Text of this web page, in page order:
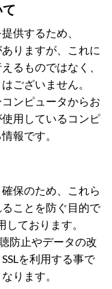
供するため、
りますが、これに
るものではなく、
ございません。
ンピュータからお
用しているコンピ
報です。
保のため、これら
ことを防ぐ目的で
しております。
防止やデータの改
を利用する事で
ります。